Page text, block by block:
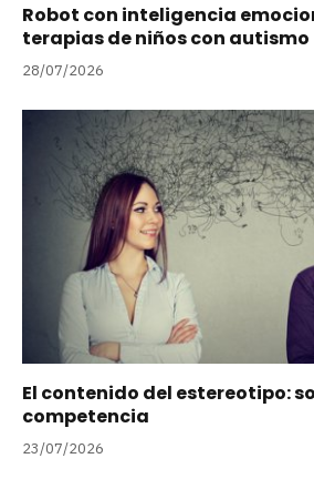
Robot con inteligencia
terapias de niños con autismo
28/07/2026
El contenido del estereotipo:
competencia
23/07/2026